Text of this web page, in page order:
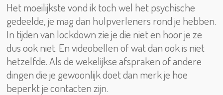
Het moeilijkste vond ik toch wel het psychische
gedeelde, je mag dan hulpverleners rond je hebben.
In tijden van lockdown zie je die niet en hoor je ze
dus ook niet. En videobellen of wat dan ook is niet
hetzelfde. Als de wekelijkse afspraken of andere
dingen die je gewoonlijk doet dan merk je hoe
beperkt je contacten zijn.